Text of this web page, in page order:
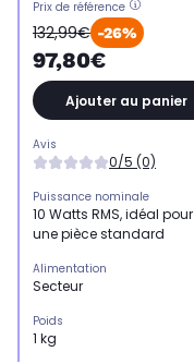
Prix de référence
132,99€ -26%
97,80€
Ajouter au panier
Avis
0/5 (0)
Puissance nominale
10 Watts RMS, idéal pour
une pièce standard
Alimentation
Secteur
Poids
1 kg